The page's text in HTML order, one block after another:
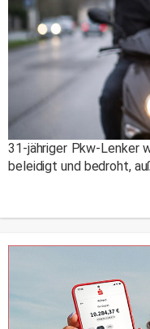
31-jähriger Pkw-Lenker
beleidigt und bedroht,